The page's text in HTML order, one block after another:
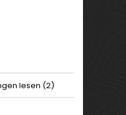
lesen (2)